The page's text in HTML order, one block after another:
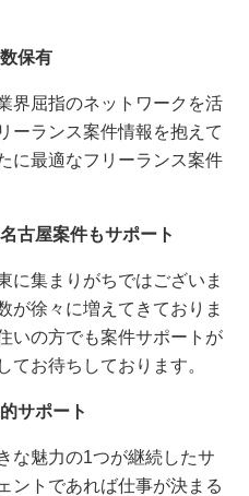
保有
界屈指のネットワークを活
ーランス案件情報を抱えて
に最適なフリーランス案件
古屋案件もサポート
に集まりがちではございま
が徐々に増えてきておりま
いの方でも案件サポートが
てお待ちしております。
サポート
な魅力の1つが継続したサ
ントであれば仕事が決まる